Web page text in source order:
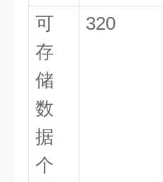
可
存
储
数
据
个
320